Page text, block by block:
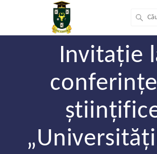
Invitație